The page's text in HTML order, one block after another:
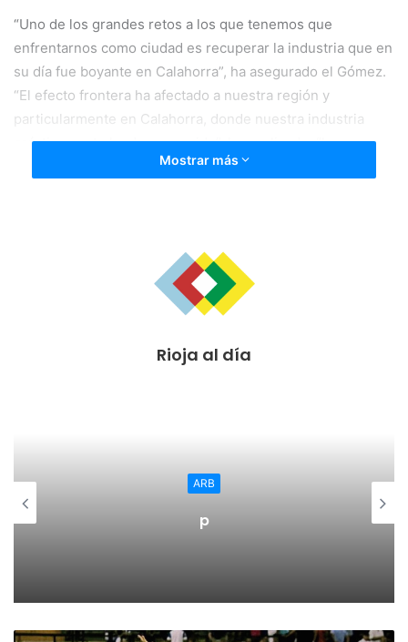
“Uno de los grandes retos a los que tenemos que
enfrentarnos como ciudad es recuperar la industria que en
su día fue boyante en Calahorra”, ha asegurado el Gómez.
“El efecto frontera ha afectado a nuestra región y
particularmente en Calahorra, donde nuestra industria
prácticamente ha desaparecido”, ha explicado, “la
desigualdad que sufre La Rioja respecto a las regiones
En este sentido, Gómez ha declarado que “Calahorra no
tiene ni las competencias suficientes ni la capacidad
contamos con el candidato a la Comunidad Autónoma Julio
“La creación de esta oficina evitará muchas trabas
burocráticas, que se convierten muchas veces en una
barrera que desincentiva la creación de esta oficina”, ha
mercado como el que ofrece nuestro país”. En este
Mostrar más
Rioja al día
ARB
p